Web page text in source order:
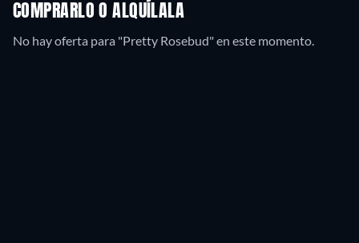
COMPRARLO O ALQUÍLALA
No hay oferta para "Pretty Rosebud" en este momento.